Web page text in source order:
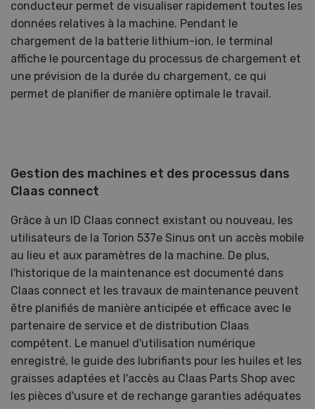
conducteur permet de visualiser rapidement toutes les
données relatives à la machine. Pendant le
chargement de la batterie lithium-ion, le terminal
affiche le pourcentage du processus de chargement et
une prévision de la durée du chargement, ce qui
permet de planifier de manière optimale le travail.
Gestion des machines et des processus dans
Claas connect
Grâce à un ID Claas connect existant ou nouveau, les
utilisateurs de la Torion 537e Sinus ont un accès mobile
au lieu et aux paramètres de la machine. De plus,
l'historique de la maintenance est documenté dans
Claas connect et les travaux de maintenance peuvent
être planifiés de manière anticipée et efficace avec le
partenaire de service et de distribution Claas
compétent. Le manuel d'utilisation numérique
enregistré, le guide des lubrifiants pour les huiles et les
graisses adaptées et l'accès au Claas Parts Shop avec
les pièces d'usure et de rechange garanties adéquates